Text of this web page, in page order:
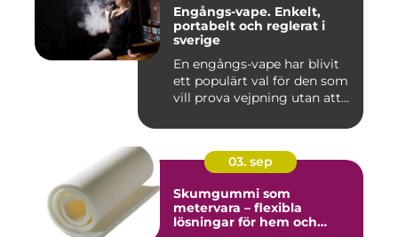
Engångs-vape. Enkelt,
portabelt och reglerat i
sverige
En engångs-vape har blivit
ett populärt val för den som
vill prova vejpning utan att...
03. sep
Skumgummi som
metervara – flexibla
lösningar för hem och